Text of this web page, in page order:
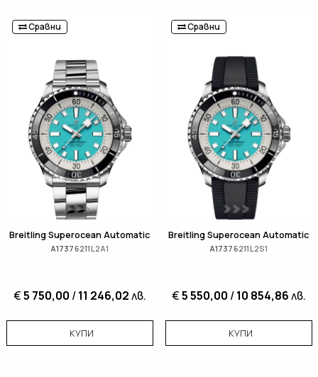
Сравни
Breitling Superocean Automatic
A17376211L2A1
€5 750,00 /11 246,02лв.
КУПИ
Сравни
Breitling Superocean Automatic
A17376211L2S1
€5 550,00 /10 854,86лв.
КУПИ